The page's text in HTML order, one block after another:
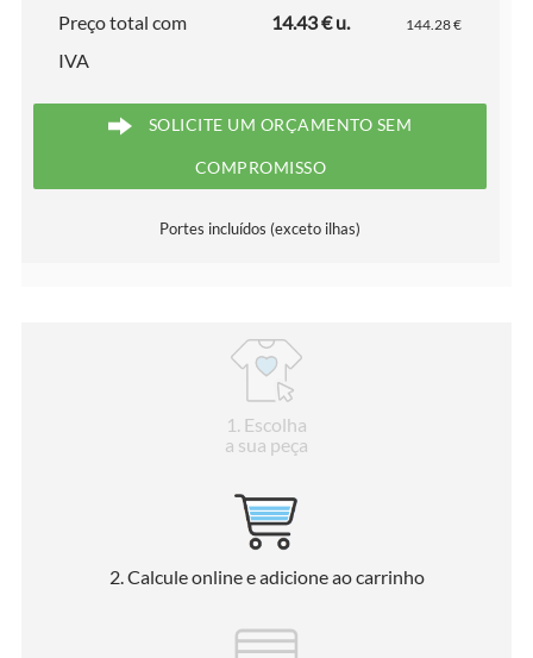
Preço total com
IVA
14.43 € u. 144.28 €
SOLICITE UM ORÇAMENTO SEM
COMPROMISSO
Portes incluídos (exceto ilhas)
1 . Escolha
a sua peça
2. Calcule online e adicione ao carrinho